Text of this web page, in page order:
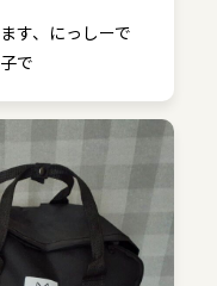
す、にっしーで
で